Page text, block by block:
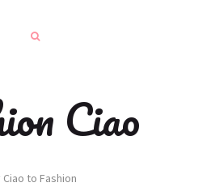
Ciao
Ciao to Fashion